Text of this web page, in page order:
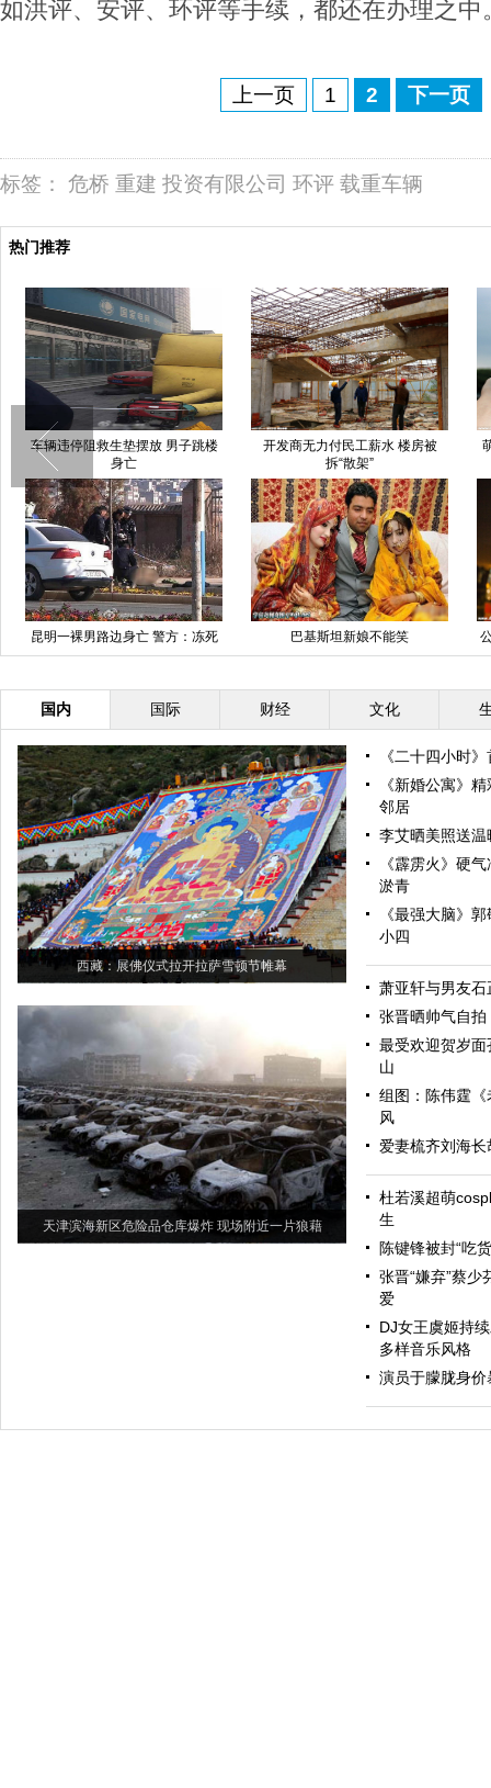
如洪评、安评、环评等手续，都还在办理之中
上一页 1 2 下一页
标签： 危桥 重建 投资有限公司 环评 载重车辆
热门推荐
车辆违停阻救生垫摆放 男子跳楼
身亡
开发商无力付民工薪水 楼房被
拆“散架”
昆明一裸男路边身亡 警方：冻死
的
巴基斯坦新娘不能笑
国内 国际 财经 文化
西藏：展佛仪式拉开拉萨雪顿节帷幕
天津滨海新区危险品仓库爆炸 现场附近一片狼藉
《二十四小时
《新婚公寓》
邻居
李艾晒美照送
《霹雳火》硬
淤青
《最强大脑》
小四
萧亚轩与男友
张晋晒帅气自
最受欢迎贺岁
山
组图：陈伟霆
风
爱妻梳齐刘海
杜若溪超萌
生
陈键锋被封“吃
张晋“嫌弃”蔡
爱
DJ女王虞姬持
多样音乐风格
演员于朦胧身